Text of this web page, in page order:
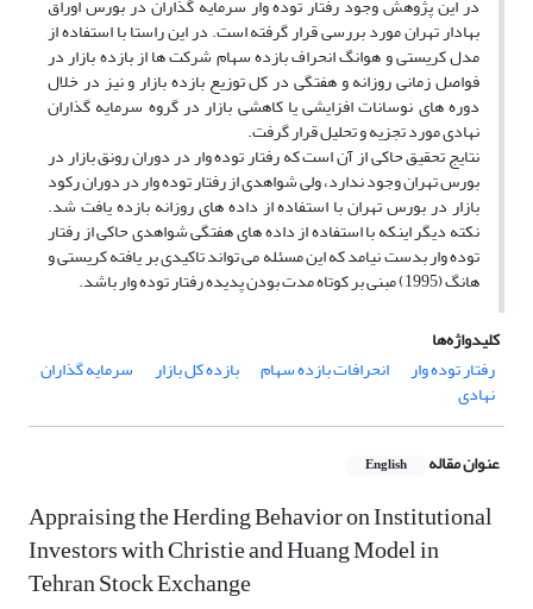
در این پژوهش وجود رفتار توده وار سرمایه گذاران در بورس اوراق
بهادار تهران مورد بررسی قرار گرفته است. در این راستا با استفاده از
مدل کریستی و هوانگ انحراف بازده سهام شرکت ها از بازده بازار در
فواصل زمانی روزانه و هفتگی در کل توزیع بازده بازار و نیز در خلال
دوره های نوسانات افزایشی یا کاهشی بازار در گروه سرمایه گذاران
نهادی مورد تجزیه و تحلیل قرار گرفت.
نتایج تحقیق حاکی از آن است که رفتار توده وار در دوران رونق بازار در
بورس تهران وجود ندارد، ولی شواهدی از رفتار توده وار در دوران رکود
بازار در بورس تهران با استفاده از داده های روزانه بازده یافت شد.
نکته دیگر اینکه با استفاده از داده های هفتگی شواهدی حاکی از رفتار
توده وار بدست نیامد که این مسئله می تواند تاکیدی بر یافته کریستی و
هانگ (1995) مبنی بر کوتاه مدت بودن پدیده رفتار توده وار باشد.
کلیدواژه‌ها
رفتار توده وار
انحرافات بازده سهام بازده کل بازار سرمایه گذاران
نهادی
عنوان مقاله English
Appraising the Herding Behavior on Institutional
Investors with Christie and Huang Model in
Tehran Stock Exchange